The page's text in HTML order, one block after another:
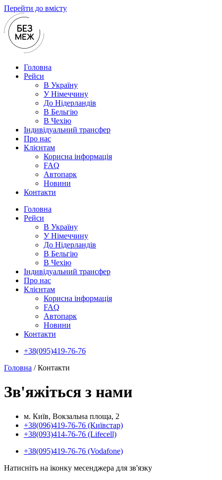
Перейти до вмісту
Головна
Рейси
В Україну
У Нiмеччину
До Нідерландів
В Бельгію
В Чехiю
Індивідуальний трансфер
Про нас
Клієнтам
Корисна інформація
FAQ
Автопарк
Новини
Контакти
Головна
Рейси
В Україну
У Нiмеччину
До Нідерландів
В Бельгію
В Чехiю
Індивідуальний трансфер
Про нас
Клієнтам
Корисна інформація
FAQ
Автопарк
Новини
Контакти
+38(095)419-76-76
Головна /Контакти
Зв'яжіться з нами
м. Київ, Вокзальна площа, 2
+38(096)419-76-76 (Київстар)
+38(093)414-76-76 (Lifecell)
+38(095)419-76-76 (Vodafone)
Натисніть на іконку месенджера для зв'язку